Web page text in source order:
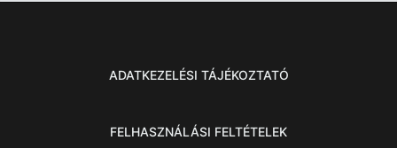
ADATKEZELÉSI TÁJÉKOZTATÓ
FELHASZNÁLÁSI FELTÉTELEK